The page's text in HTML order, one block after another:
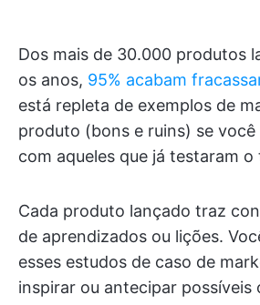
Dos mais de 30.000 produtos
os anos, 95% acabam
está repleta de exemplos de
produto (bons e ruins) se
com aqueles que já testaram o
Cada produto lançado traz
de aprendizados ou lições.
esses estudos de caso de
inspirar ou antecipar possíveis